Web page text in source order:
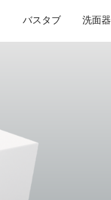
バスタブ 洗面器